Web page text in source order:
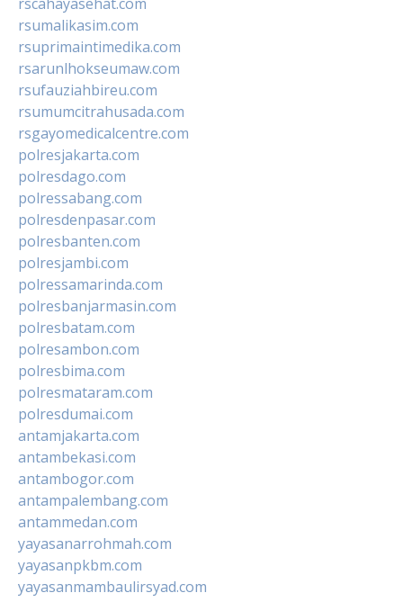
rsumalikasim.com
rsuprimaintimedika.com
rsarunlhokseumaw.com
rsufauziahbireu.com
rsumumcitrahusada.com
rsgayomedicalcentre.com
polresjakarta.com
polresdago.com
polressabang.com
polresdenpasar.com
polresbanten.com
polresjambi.com
polressamarinda.com
polresbanjarmasin.com
polresbatam.com
polresambon.com
polresbima.com
polresmataram.com
polresdumai.com
antamjakarta.com
antambekasi.com
antambogor.com
antampalembang.com
antammedan.com
yayasanarrohmah.com
yayasanpkbm.com
yayasanmambaulirsyad.com